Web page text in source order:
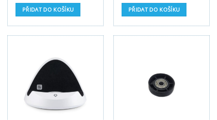
PŘIDAT DO KOŠÍKU PŘIDAT DO KOŠÍKU